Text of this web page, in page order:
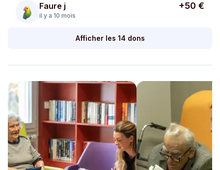
Faure j
il y a 10 mois
+50 €
Afficher les 14 dons